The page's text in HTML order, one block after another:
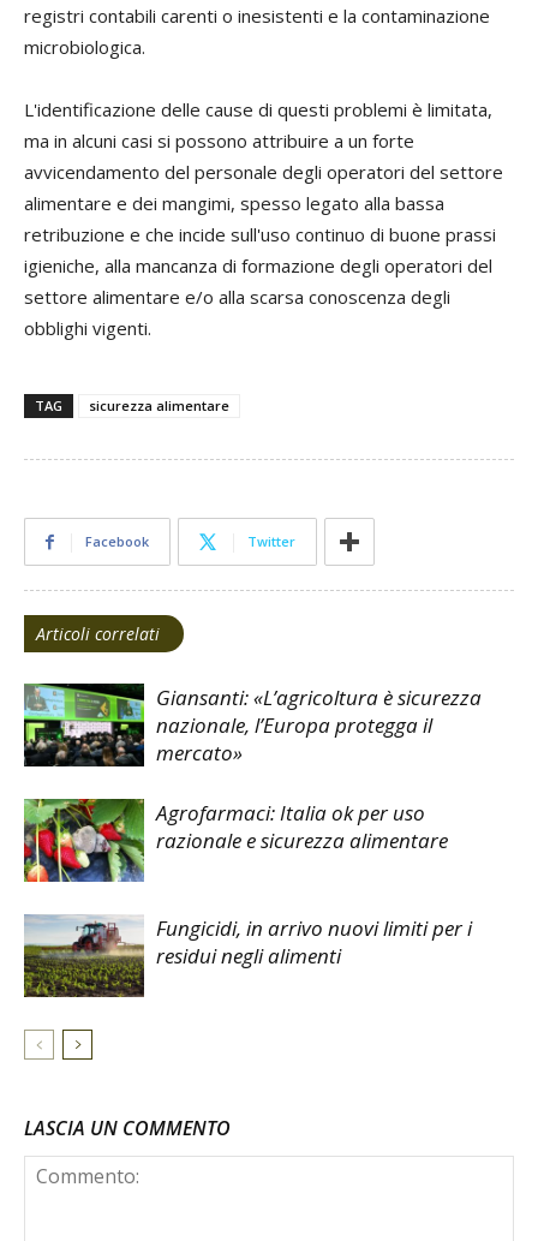
registri contabili carenti o inesistenti e la contaminazione
microbiologica.
L'identificazione delle cause di questi problemi è limitata,
ma in alcuni casi si possono attribuire a un forte
avvicendamento del personale degli operatori del settore
alimentare e dei mangimi, spesso legato alla bassa
retribuzione e che incide sull'uso continuo di buone prassi
igieniche, alla mancanza di formazione degli operatori del
settore alimentare e/o alla scarsa conoscenza degli
obblighi vigenti.
TAG sicurezza alimentare
Facebook Twitter
Articoli correlati
Giansanti: «L’agricoltura è sicurezza
nazionale, l’Europa protegga il
mercato»
Agrofarmaci: Italia ok per uso
razionale e sicurezza alimentare
Fungicidi, in arrivo nuovi limiti per i
residui negli alimenti
LASCIA UN COMMENTO